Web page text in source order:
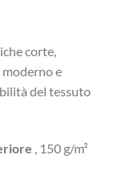
corte,
e
del tessuto
, 150 g/m²